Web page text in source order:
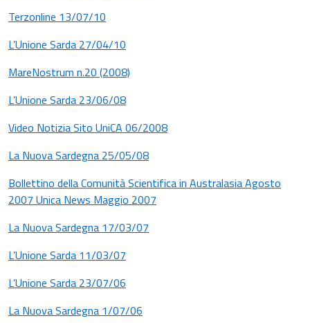
Terzonline 13/07/10
L’Unione Sarda 27/04/10
MareNostrum n.20 (2008)
L’Unione Sarda 23/06/08
Video Notizia Sito UniCA 06/2008
La Nuova Sardegna 25/05/08
Bollettino della Comunità Scientifica in Australasia Agosto
2007 Unica News Maggio 2007
La Nuova Sardegna 17/03/07
L’Unione Sarda 11/03/07
L’Unione Sarda 23/07/06
La Nuova Sardegna 1/07/06